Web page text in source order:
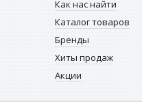
Как нас найти
Каталог товаров
Бренды
Хиты продаж
Акции